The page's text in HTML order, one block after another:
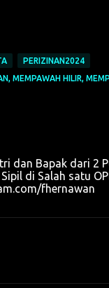
PERIZINAN2024
MEMPAWAH HILIR,
dan Bapak dari 2
Sipil di Salah satu
fhernawan